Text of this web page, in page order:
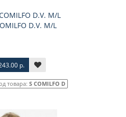
D.V. M/L
р.
товара: S COMILFO D